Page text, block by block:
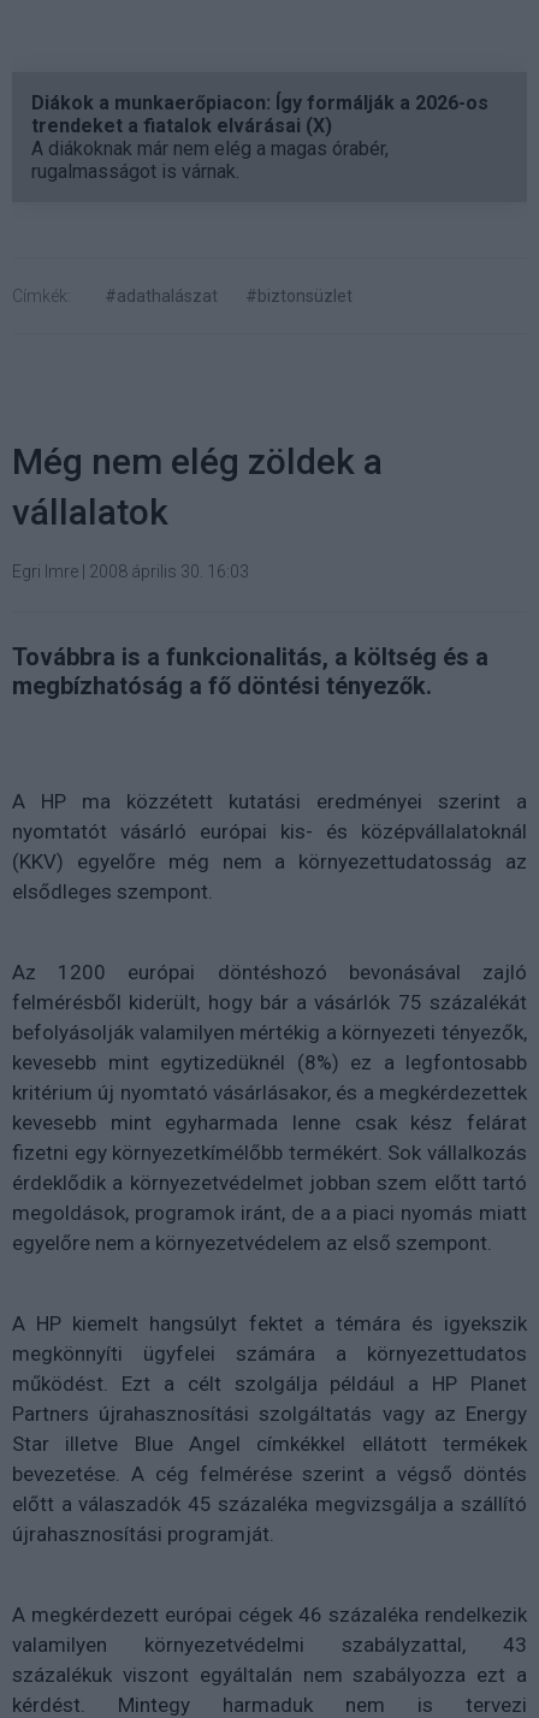
Diákok a munkaerőpiacon: Így formálják a 2026-os
trendeket a fiatalok elvárásai (X)
A diákoknak már nem elég a magas órabér,
rugalmasságot is várnak.
Címkék: #adathalászat #biztonsüzlet
Még nem elég zöldek a
vállalatok
Egri Imre 2008 április 30. 16:03
Továbbra is a funkcionalitás, a költség és a
megbízhatóság a fő döntési tényezők.
A HP ma közzétett kutatási eredményei szerint a
nyomtatót vásárló európai kis- és középvállalatoknál
(KKV) egyelőre még nem a környezettudatosság az
elsődleges szempont.
Az 1200 európai döntéshozó bevonásával zajló
felmérésből kiderült, hogy bár a vásárlók 75 százalékát
befolyásolják valamilyen mértékig a környezeti tényezők,
kevesebb mint egytizedüknél (8%) ez a legfontosabb
kritérium új nyomtató vásárlásakor, és a megkérdezettek
kevesebb mint egyharmada lenne csak kész felárat
fizetni egy környezetkímélőbb termékért. Sok vállalkozás
érdeklődik a környezetvédelmet jobban szem előtt tartó
megoldások, programok iránt, de a a piaci nyomás miatt
egyelőre nem a környezetvédelem az első szempont.
A HP kiemelt hangsúlyt fektet a témára és igyekszik
megkönnyíti ügyfelei számára a környezettudatos
működést. Ezt a célt szolgálja például a HP Planet
Partners újrahasznosítási szolgáltatás vagy az Energy
Star illetve Blue Angel címkékkel ellátott termékek
bevezetése. A cég felmérése szerint a végső döntés
előtt a válaszadók 45 százaléka megvizsgálja a szállító
újrahasznosítási programját.
A megkérdezett európai cégek 46 százaléka rendelkezik
valamilyen környezetvédelmi szabályzattal, 43
százalékuk viszont egyáltalán nem szabályozza ezt a
kérdést. Mintegy harmaduk nem is tervezi